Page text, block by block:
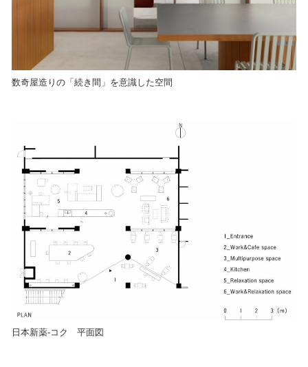
数奇屋造りの「続き間」を意識した空間
日本新薬-コク 平面図